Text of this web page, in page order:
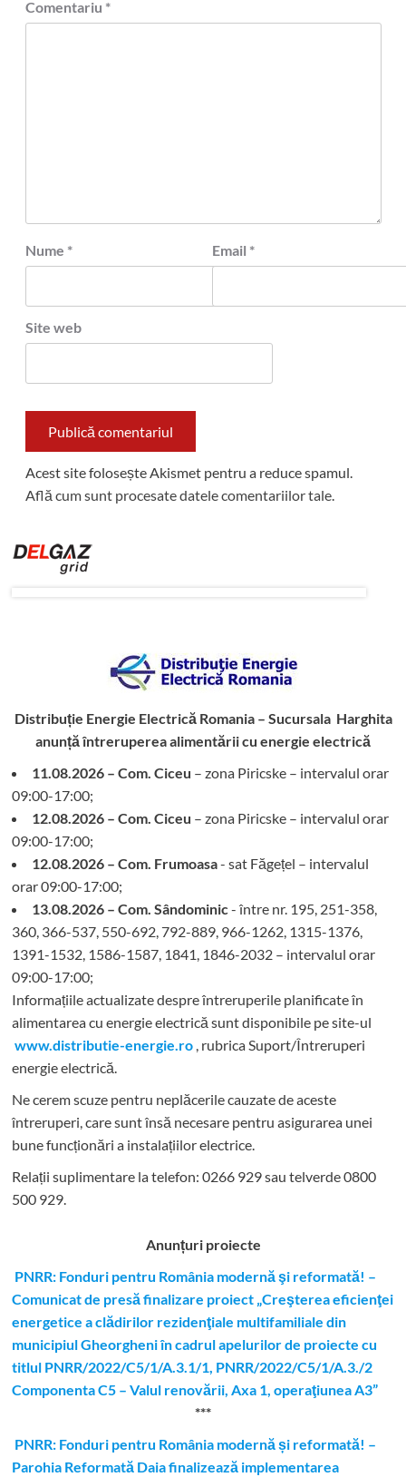
Comentariu *
Nume * Email *
Site web
Acest site folosește Akismet pentru a reduce spamul.
Află cum sunt procesate datele comentariilor tale.
Distribuție Energie Electrică Romania – Sucursala Harghita
anunță întreruperea alimentării cu energie electrică
11.08.2026 – Com. Ciceu – zona Piricske – intervalul orar
09:00-17:00;
12.08.2026 – Com. Ciceu – zona Piricske – intervalul orar
09:00-17:00;
12.08.2026 – Com. Frumoasa- sat Făgețel – intervalul
orar 09:00-17:00;
13.08.2026 – Com. Sândominic- între nr. 195, 251-358,
360, 366-537, 550-692, 792-889, 966-1262, 1315-1376,
1391-1532, 1586-1587, 1841, 1846-2032 – intervalul orar
09:00-17:00;
Informațiile actualizate despre întreruperile planificate în
alimentarea cu energie electrică sunt disponibile pe site-ul
www.distributie-energie.ro , rubrica Suport/Întreruperi
energie electrică.
Ne cerem scuze pentru neplăcerile cauzate de aceste
întreruperi, care sunt însă necesare pentru asigurarea unei
bune funcționări a instalațiilor electrice.
Relații suplimentare la telefon: 0266 929 sau telverde 0800
500 929.
Anunțuri proiecte
PNRR: Fonduri pentru România modernă şi reformată! –
Comunicat de presă finalizare proiect „Creşterea eficienţei
energetice a clădirilor rezidenţiale multifamiliale din
municipiul Gheorgheni în cadrul apelurilor de proiecte cu
titlul PNRR/2022/C5/1/A.3.1/1, PNRR/2022/C5/1/A.3./2
Componenta C5 – Valul renovării, Axa 1, operaţiunea A3”
***
PNRR: Fonduri pentru România modernă și reformată! –
Parohia Reformată Daia finalizează implementarea